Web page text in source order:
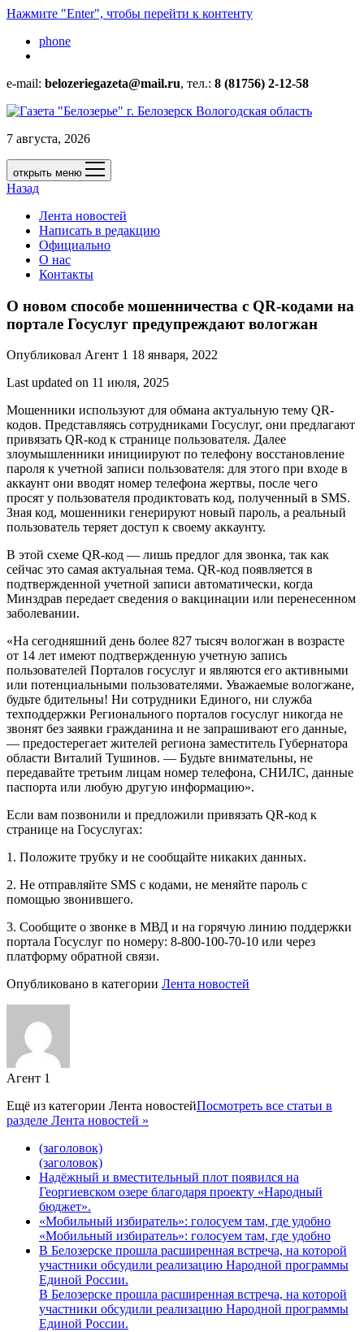
Нажмите "Enter", чтобы перейти к контенту
phone
e-mail: belozeriegazeta@mail.ru, тел.: 8 (81756) 2-12-58
7 августа, 2026
открыть меню
Назад
Лента новостей
Написать в редакцию
Официально
О нас
Контакты
О новом способе мошенничества с QR-кодами на
портале Госуслуг предупреждают вологжан
Опубликовал Агент 1 18 января, 2022
Last updated on 11 июля, 2025
Мошенники используют для обмана актуальную тему QR-
кодов. Представляясь сотрудниками Госуслуг, они предлагают
привязать QR-код к странице пользователя. Далее
злоумышленники инициируют по телефону восстановление
пароля к учетной записи пользователя: для этого при входе в
аккаунт они вводят номер телефона жертвы, после чего
просят у пользователя продиктовать код, полученный в SMS.
Зная код, мошенники генерируют новый пароль, а реальный
пользователь теряет доступ к своему аккаунту.
В этой схеме QR-код — лишь предлог для звонка, так как
сейчас это самая актуальная тема. QR-код появляется в
подтвержденной учетной записи автоматически, когда
Минздрав передает сведения о вакцинации или перенесенном
заболевании.
«На сегодняшний день более 827 тысяч вологжан в возрасте
от 14 лет имеют подтвержденную учетную запись
пользователей Порталов госуслуг и являются его активными
или потенциальными пользователями. Уважаемые вологжане,
будьте бдительны! Ни сотрудники Единого, ни служба
техподдержки Регионального порталов госуслуг никогда не
звонят без заявки гражданина и не запрашивают его данные,
— предостерегает жителей региона заместитель Губернатора
области Виталий Тушинов. — Будьте внимательны, не
передавайте третьим лицам номер телефона, СНИЛС, данные
паспорта или любую другую информацию».
Если вам позвонили и предложили привязать QR-код к
странице на Госуслугах:
1. Положите трубку и не сообщайте никаких данных.
2. Не отправляйте SMS с кодами, не меняйте пароль с
помощью звонившего.
3. Сообщите о звонке в МВД и на горячую линию поддержки
портала Госуслуг по номеру: 8-800-100-70-10 или через
платформу обратной связи.
Опубликовано в категории Лента новостей
Агент 1
Ещё из категории Лента новостейПосмотреть все статьи в
разделе Лента новостей »
(заголовок)
(заголовок)
Надёжный и вместительный плот появился на
Георгиевском озере благодаря проекту «Народный
бюджет».
«Мобильный избиратель»: голосуем там, где удобно
«Мобильный избиратель»: голосуем там, где удобно
В Белозерске прошла расширенная встреча, на которой
участники обсудили реализацию Народной программы
Единой России.
В Белозерске прошла расширенная встреча, на которой
участники обсудили реализацию Народной программы
Единой России.